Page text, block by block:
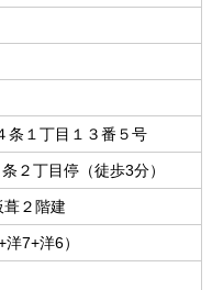
条１丁目１３番５号
２丁目停（徒歩3分）
葺２階建
7+洋6）